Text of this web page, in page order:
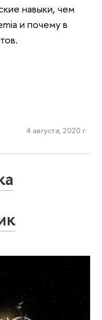
навыки, чем
и почему в
4 августа, 2020 г.